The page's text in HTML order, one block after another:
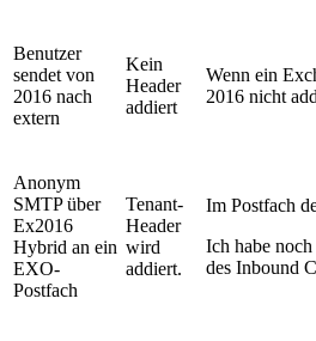
Benutzer
sendet von
2016 nach
extern
Kein
Header
addiert
Wenn ein
2016 nicht
Anonym
SMTP über
Ex2016
Hybrid an ein
EXO-
Postfach
Tenant-
Header
wird
addiert.
Im Postfach
Ich habe
des Inbound